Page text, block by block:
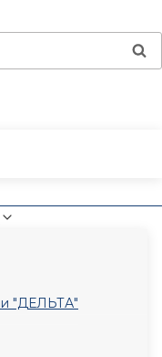
"ДЕЛЬТА"